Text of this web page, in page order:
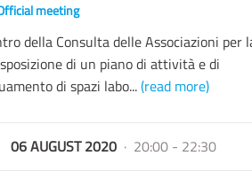
meeting
della Consulta delle Associazioni per
di un piano di attività e di
di spazi labo...(read more)
06 AUGUST 2020 · 20:00 - 22:30